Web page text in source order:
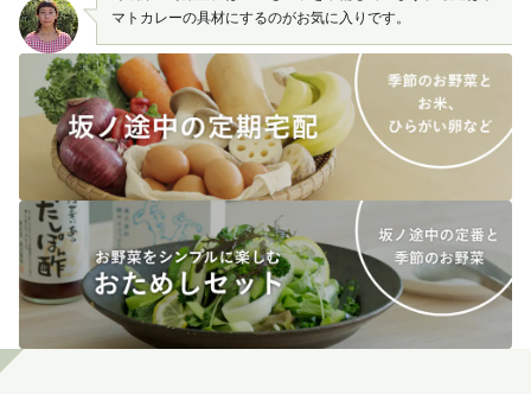
マトカレーの具材にするのがお気に入りです。